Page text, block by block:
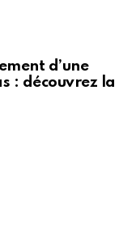
d’une
: découvrez la